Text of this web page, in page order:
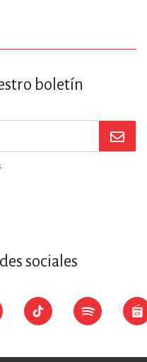
boletín
sociales